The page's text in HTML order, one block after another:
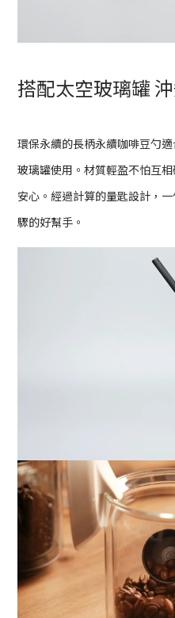
搭配太空玻璃罐
環保永續的長柄永續咖啡豆勺
玻璃罐使用。材質輕盈不怕互
安心。經過計算的量匙設計，
驟的好幫手。